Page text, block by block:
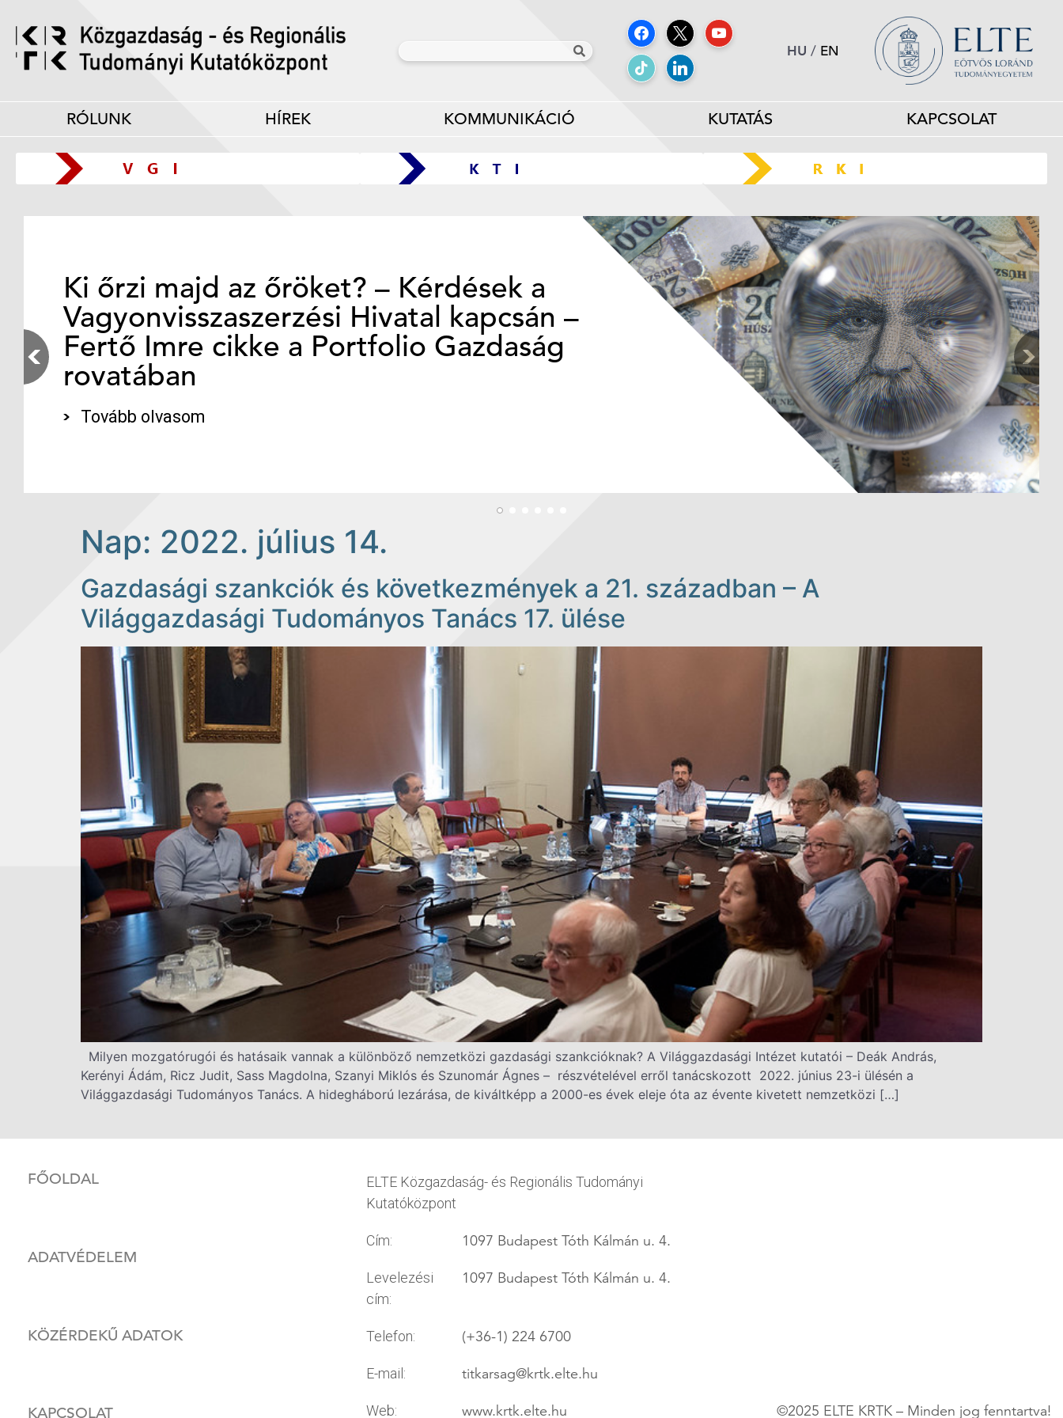
HU / EN
RÓLUNK HÍREK KOMMUNIKÁCIÓ KUTATÁS KAPCSOLAT
Ki őrzi majd az őröket? – Kérdések a
Vagyonvisszaszerzési Hivatal kapcsán –
Fertő Imre cikke a Portfolio Gazdaság
rovatában
Tovább olvasom
Nap: 2022. július 14.
Gazdasági szankciók és következmények a 21. században – A
Világgazdasági Tudományos Tanács 17. ülése
Milyen mozgatórugói és hatásaik vannak a különböző nemzetközi gazdasági szankcióknak? A Világgazdasági Intézet kutatói – Deák András,
Kerényi Ádám, Ricz Judit, Sass Magdolna, Szanyi Miklós és Szunomár Ágnes – részvételével erről tanácskozott 2022. június 23-i ülésén a
Világgazdasági Tudományos Tanács. A hidegháború lezárása, de kiváltképp a 2000-es évek eleje óta az évente kivetett nemzetközi […]
FŐOLDAL
ADATVÉDELEM
KÖZÉRDEKŰ ADATOK
KAPCSOLAT
ELTE Közgazdaság- és Regionális Tudományi
Kutatóközpont
Cím: 1097 Budapest Tóth Kálmán u. 4.
Levelezési
cím:
1097 Budapest Tóth Kálmán u. 4.
Telefon: (+36-1) 224 6700
E-mail: titkarsag@krtk.elte.hu
Web: www.krtk.elte.hu ©2025 ELTE KRTK – Minden jog fenntartva!